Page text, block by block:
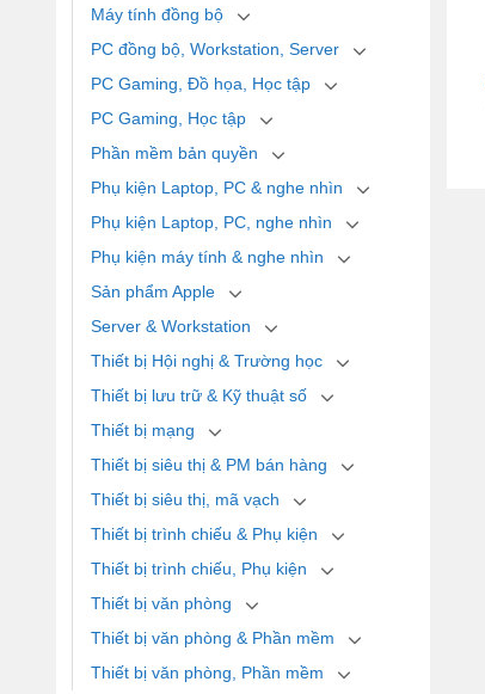
Máy tính đồng bộ
PC đồng bộ, Workstation, Server
PC Gaming, Đồ họa, Học tập
PC Gaming, Học tập
Phần mềm bản quyền
Phụ kiện Laptop, PC & nghe nhìn
Phụ kiện Laptop, PC, nghe nhìn
Phụ kiện máy tính & nghe nhìn
Sản phẩm Apple
Server & Workstation
Thiết bị Hội nghị & Trường học
Thiết bị lưu trữ & Kỹ thuật số
Thiết bị mạng
Thiết bị siêu thị & PM bán hàng
Thiết bị siêu thị, mã vạch
Thiết bị trình chiếu & Phụ kiện
Thiết bị trình chiếu, Phụ kiện
Thiết bị văn phòng
Thiết bị văn phòng & Phần mềm
Thiết bị văn phòng, Phần mềm